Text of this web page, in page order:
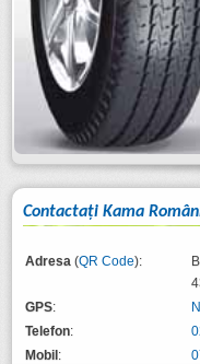
Contactaţi Kama
Adresa (QR Code):
GPS:
Telefon:
Mobil :